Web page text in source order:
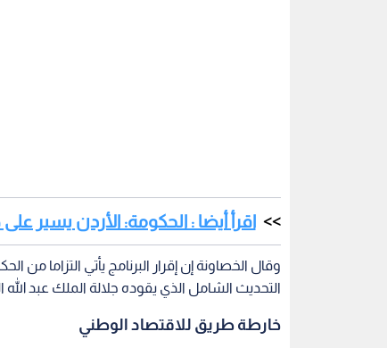
اقرأ أيضا : الحكومة: الأردن يسير
وقال الخصاونة إن إقرار البرنامج يأتي التزاما
التحديث الشامل الذي يقوده جلالة الملك عبد الله
خارطة طريق للاقتصاد الوطني